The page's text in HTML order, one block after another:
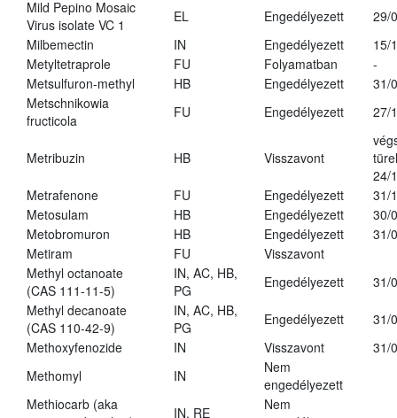
Mild Pepino Mosaic
Virus isolate VC 1
EL Engedélyezett
29/
Milbemectin
IN Engedélyezett
15/
Metyltetraprole
FU Folyamatban
-
Metsulfuron-methyl
HB Engedélyezett
31/
Metschnikowia
fructicola
FU Engedélyezett 27/
Metribuzin HB Visszavont
24/
Metrafenone
FU Engedélyezett
31/
Metosulam
HB Engedélyezett
30/
Metobromuron
HB Engedélyezett
31/
Metiram
FU
Visszavont
Methyl octanoate
(CAS 111-11-5)
IN, AC, HB,
PG
Engedélyezett
31/
Methyl decanoate
(CAS 110-42-9)
IN, AC, HB,
PG
Engedélyezett
31/
Methoxyfenozide
IN Visszavont
31/
Methomyl
IN
Nem
engedélyezett
Methiocarb (aka
IN, RE
Nem